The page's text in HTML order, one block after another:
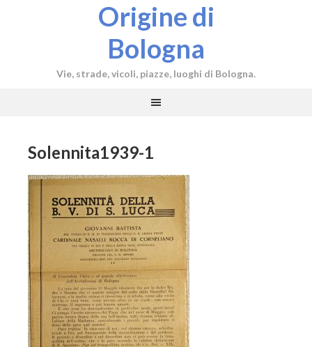
Origine di
Bologna
Vie, strade, vicoli, piazze, luoghi di Bologna.
Solennita1939-1